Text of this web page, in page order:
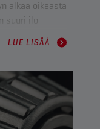
alkaa oikeasta
suuri ilo
5W30 UHPD
minkä
voiteluaine.
5- ja Renault
LUE LISÄÄ